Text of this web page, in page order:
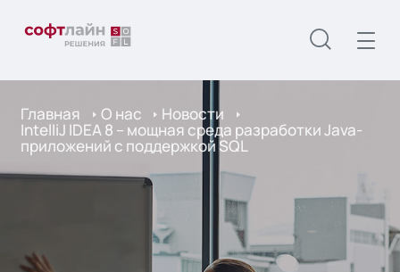
Главная О нас Новости
IntelliJ IDEA 8 – мощная среда разработки Java-
приложений с поддержкой SQL